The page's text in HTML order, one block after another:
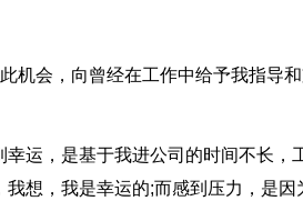
机会，向曾经在工作中给予我指导
运，是基于我进公司的时间不长，
想，我是幸运的;而感到压力，是因